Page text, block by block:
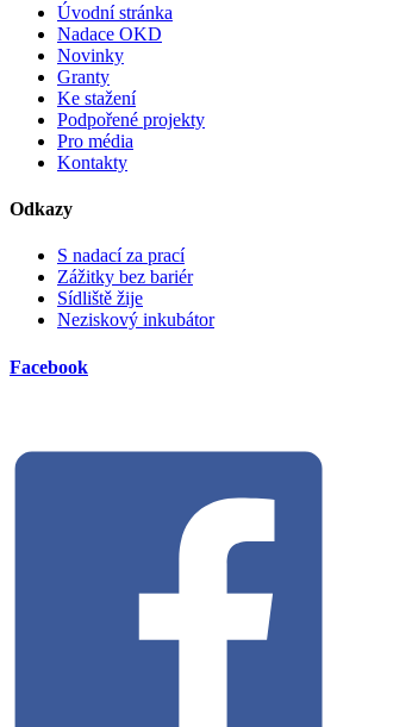
Úvodní stránka
Nadace OKD
Novinky
Granty
Ke stažení
Podpořené projekty
Pro média
Kontakty
Odkazy
S nadací za prací
Zážitky bez bariér
Sídliště žije
Neziskový inkubátor
Facebook